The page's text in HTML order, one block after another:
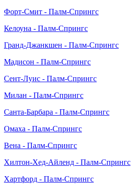
Форт-Смит - Палм-Спрингс
Келоуна - Палм-Спрингс
Гранд-Джанкшен - Палм-Спрингс
Мадисон - Палм-Спрингс
Сент-Луис - Палм-Спрингс
Милан - Палм-Спрингс
Санта-Барбара - Палм-Спрингс
Омаха - Палм-Спрингс
Вена - Палм-Спрингс
Хилтон-Хед-Айленд - Палм-Спрингс
Хартфорд - Палм-Спрингс